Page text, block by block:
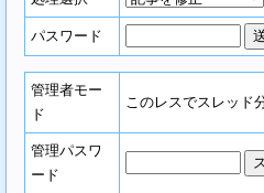
パスワード
管理者モー
ド
このレスでスレッド
管理パスワ
ード